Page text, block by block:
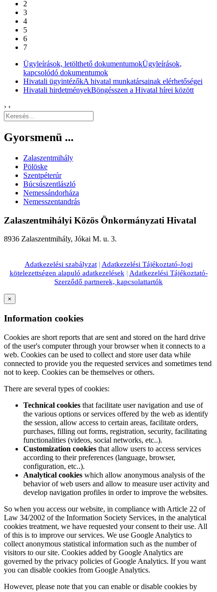
2
3
4
5
6
7
Ügyleírások, letölthető dokumentumokÜgyleírások,
kapcsolódó dokumentumok
Hivatali ügyintézőkA hivatal munkatársainak elérhetőségei
Hivatali hirdetményekBöngésszen a Hivatal hírei között
› ‹
Gyorsmenü ...
Zalaszentmihály
Pölöske
Szentpéterúr
Búcsúszentlászló
Nemessándorháza
Nemesszentandrás
Zalaszentmihályi Közös Önkormányzati Hivatal
8936 Zalaszentmihály, Jókai M. u. 3.
Adatkezelési szabályzat| Adatkezelési Tájékoztató-Jogi
kötelezettségen alapuló adatkezelések| Adatkezelési Tájékoztató-
Szerződő partnerek, kapcsolattartók
×
Information cookies
Cookies are short reports that are sent and stored on the hard drive
of the user's computer through your browser when it connects to a
web. Cookies can be used to collect and store user data while
connected to provide you the requested services and sometimes tend
not to keep. Cookies can be themselves or others.
There are several types of cookies:
Technical cookies that facilitate user navigation and use of
the various options or services offered by the web as identify
the session, allow access to certain areas, facilitate orders,
purchases, filling out forms, registration, security, facilitating
functionalities (videos, social networks, etc..).
Customization cookies that allow users to access services
according to their preferences (language, browser,
configuration, etc..).
Analytical cookies which allow anonymous analysis of the
behavior of web users and allow to measure user activity and
develop navigation profiles in order to improve the websites.
So when you access our website, in compliance with Article 22 of
Law 34/2002 of the Information Society Services, in the analytical
cookies treatment, we have requested your consent to their use. All
of this is to improve our services. We use Google Analytics to
collect anonymous statistical information such as the number of
visitors to our site. Cookies added by Google Analytics are
governed by the privacy policies of Google Analytics. If you want
you can disable cookies from Google Analytics.
However, please note that you can enable or disable cookies by